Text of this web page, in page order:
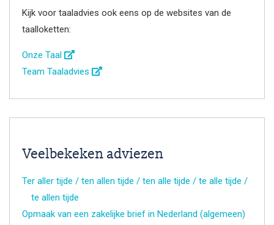
Kijk voor taaladvies ook eens op de websites van de
taalloketten:
Onze Taal
Team Taaladvies
Veelbekeken adviezen
Ter aller tijde / ten allen tijde / ten alle tijde / te alle tijde /
te allen tijde
Opmaak van een zakelijke brief in Nederland (algemeen)